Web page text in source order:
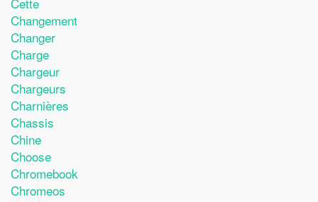
Changement
Changer
Charge
Chargeur
Chargeurs
Charnières
Chassis
Chine
Choose
Chromebook
Chromeos